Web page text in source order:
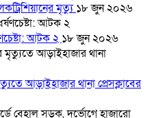
মৃত্যু১৮ জুন ২০২৬
আটক ২ ১৮ জুন ২০২৬
আড়াইহাজার থানা প্রেসক্লাবের